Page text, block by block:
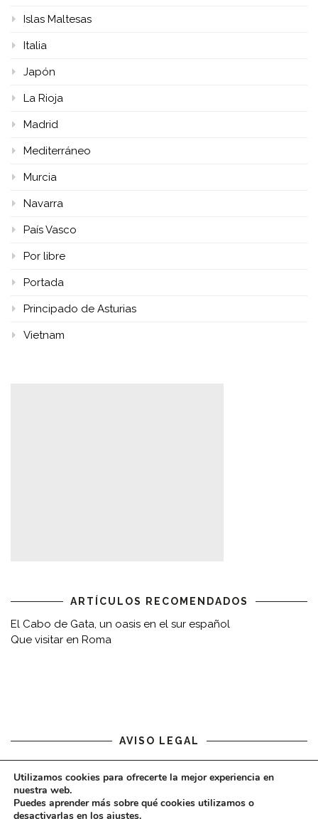
Islas Maltesas
Italia
Japón
La Rioja
Madrid
Mediterráneo
Murcia
Navarra
País Vasco
Por libre
Portada
Principado de Asturias
Vietnam
ARTÍCULOS RECOMENDADOS
El Cabo de Gata, un oasis en el sur español
Que visitar en Roma
AVISO LEGAL
Aviso legal
Utilizamos cookies para ofrecerte la mejor experiencia en
nuestra web.
Puedes aprender más sobre qué cookies utilizamos o
desactivarlas en los ajustes.